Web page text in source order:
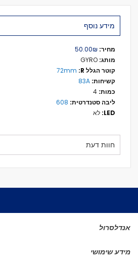
מידע נוסף
מידע
נוסף
₪‏50.00
72mm
83A
608
לא
חוות דעת
אנדלסרול
מידע שימושי